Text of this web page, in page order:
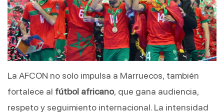
La AFCON no solo impulsa a Marruecos, también
fortalece al fútbol africano, que gana audiencia,
respeto y seguimiento internacional. La intensidad